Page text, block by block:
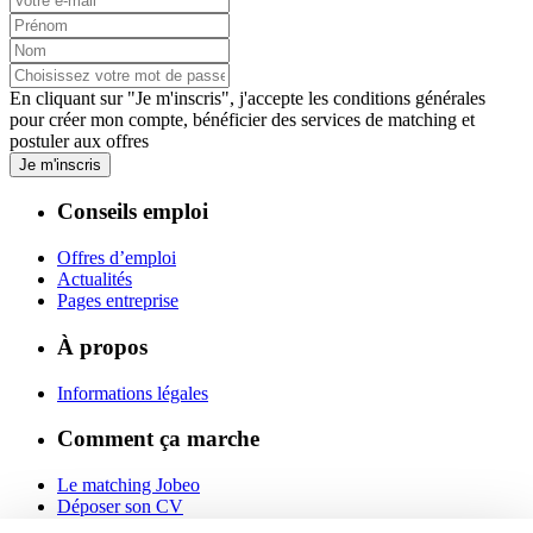
En cliquant sur "Je m'inscris", j'accepte les conditions générales
pour créer mon compte, bénéficier des services de matching et
postuler aux offres
Je m'inscris
Conseils emploi
Offres d’emploi
Actualités
Pages entreprise
À propos
Informations légales
Comment ça marche
Le matching Jobeo
Déposer son CV